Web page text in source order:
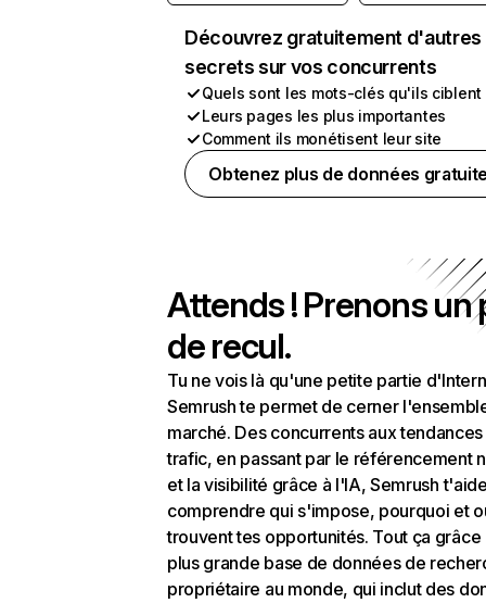
Découvrez gratuitement d'autres
secrets sur vos concurrents
Quels sont les mots-clés qu'ils ciblent
Leurs pages les plus importantes
Comment ils monétisent leur site
Obtenez plus de données
Attends ! Prenons un
de recul.
Tu ne vois là qu'une petite partie
Semrush te permet de cerner
marché. Des concurrents aux
trafic, en passant par le référencement
et la visibilité grâce à l'IA, Semrush
comprendre qui s'impose, pourquoi et
trouvent tes opportunités. Tout ça grâce
plus grande base de données de
propriétaire au monde, qui inclut des